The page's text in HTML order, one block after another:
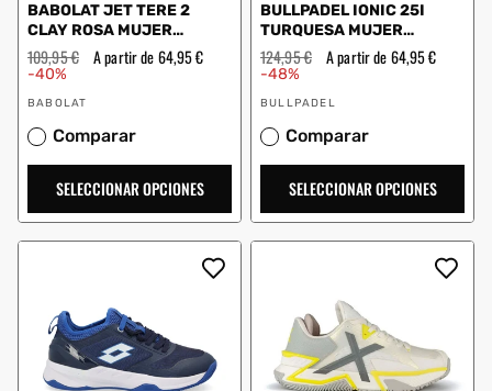
BABOLAT JET TERE 2
CLAY ROSA MUJER
3A1S25A688
Precio
habitual
109,95 € Precio
de
A partir de 64,95 €
-40%
Proveedor:
BABOLAT
Comparar
SELECCIONAR OPCIONES
BULLPADEL IONIC 25I
TURQUESA MUJER
CZ78013000
Precio
habitual
124,95 € Precio
de
A partir de 64,95 €
-48%
Proveedor:
BULLPADEL
Comparar
SELECCIONAR OPCIONES